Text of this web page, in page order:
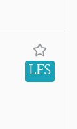
LFS